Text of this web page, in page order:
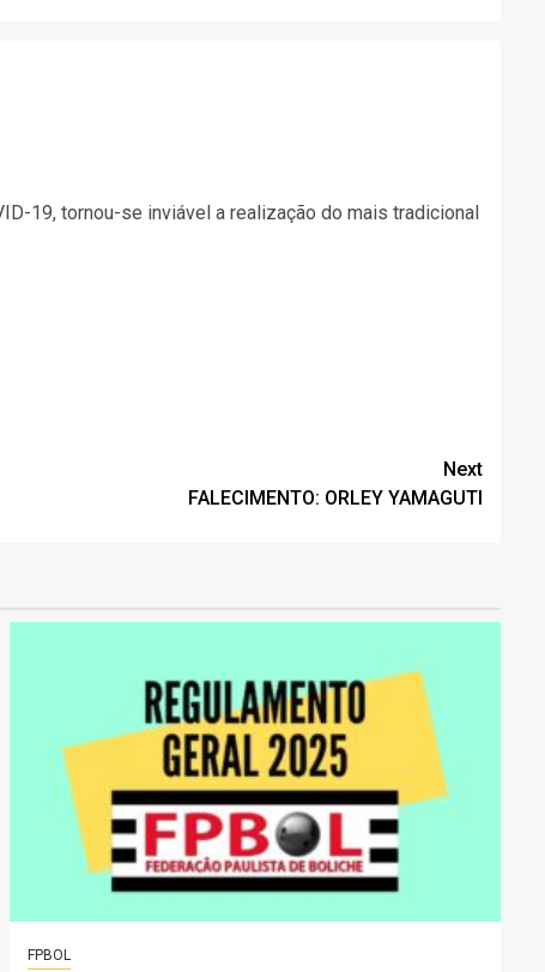
19, tornou-se inviável a realização do mais tradicional
Next
FALECIMENTO: ORLEY YAMAGUTI
FPBOL